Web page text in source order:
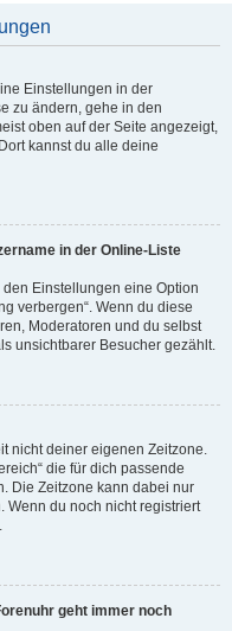
Einstellungen in der
zu ändern, gehe in den
oben auf der Seite angezeigt,
kannst du alle deine
in der Online-Liste
Einstellungen eine Option
verbergen“. Wenn du diese
Moderatoren und du selbst
unsichtbarer Besucher gezählt.
nicht deiner eigenen Zeitzone.
die für dich passende
Die Zeitzone kann dabei nur
Wenn du noch nicht registriert
geht immer noch